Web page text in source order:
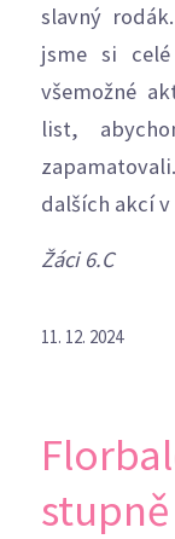
slavný
jsme si
všemožné
list,
dalších akcí v
Žáci 6.C
11. 12. 2024
stupně